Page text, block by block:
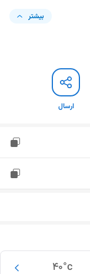
بیشتر
ارسال
40°c